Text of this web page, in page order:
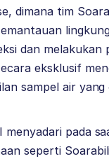
dimana tim
dan melakukan
eksklusif
sampel air
pada
seperti